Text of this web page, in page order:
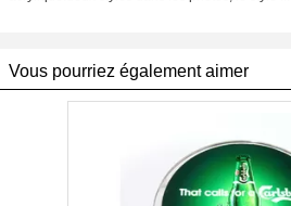
Vous pourriez également aimer